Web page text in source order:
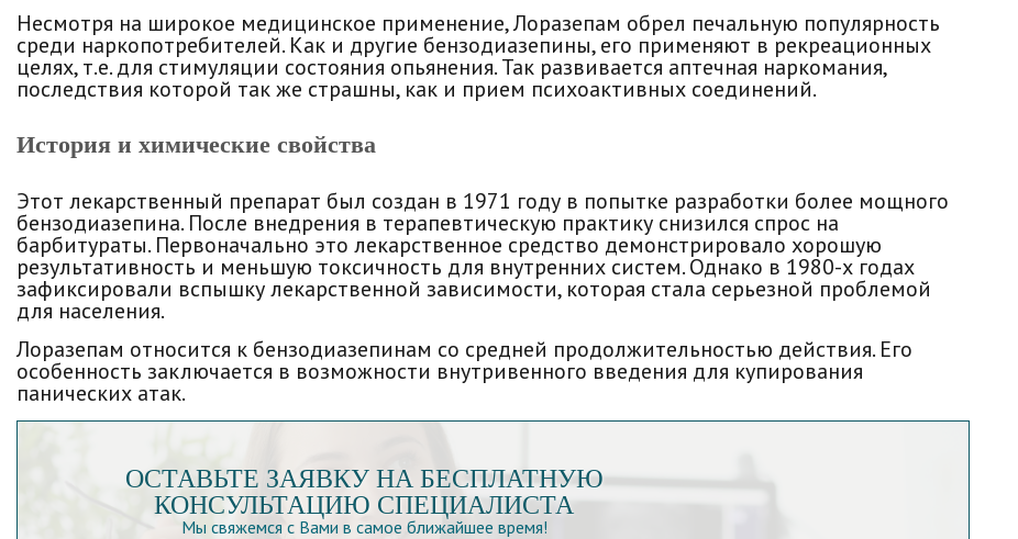
Несмотря на широкое медицинское применение, Лоразепам обрел печальную популярность
среди наркопотребителей. Как и другие бензодиазепины, его применяют в рекреационных
целях, т.е. для стимуляции состояния опьянения. Так развивается аптечная наркомания,
последствия которой так же страшны, как и прием психоактивных соединений.
История и химические свойства
Этот лекарственный препарат был создан в 1971 году в попытке разработки более мощного
бензодиазепина. После внедрения в терапевтическую практику снизился спрос на
барбитураты. Первоначально это лекарственное средство демонстрировало хорошую
результативность и меньшую токсичность для внутренних систем. Однако в 1980-х годах
зафиксировали вспышку лекарственной зависимости, которая стала серьезной проблемой
для населения.
Лоразепам относится к бензодиазепинам со средней продолжительностью действия. Его
особенность заключается в возможности внутривенного введения для купирования
панических атак.
ОСТАВЬТЕ ЗАЯВКУ НА БЕСПЛАТНУЮ
КОНСУЛЬТАЦИЮ СПЕЦИАЛИСТА
Мы свяжемся с Вами в самое ближайшее время!